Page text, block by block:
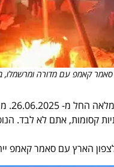
סאמר קאמפ עם מדורה ומרשמלו,
מלחמת "עָם כְּלָבִיא".
קסומות, אתם לא לבד.
הארץ עם סאמר קאמפ